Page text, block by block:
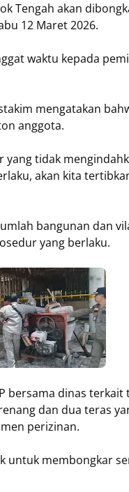
Tengah akan
12 Maret 2026.
waktu kepada
mengatakan
anggota.
tidak
akan kita
bangunan dan
yang berlaku.
bersama dinas terkait
dan dua teras
perizinan.
untuk membongkar